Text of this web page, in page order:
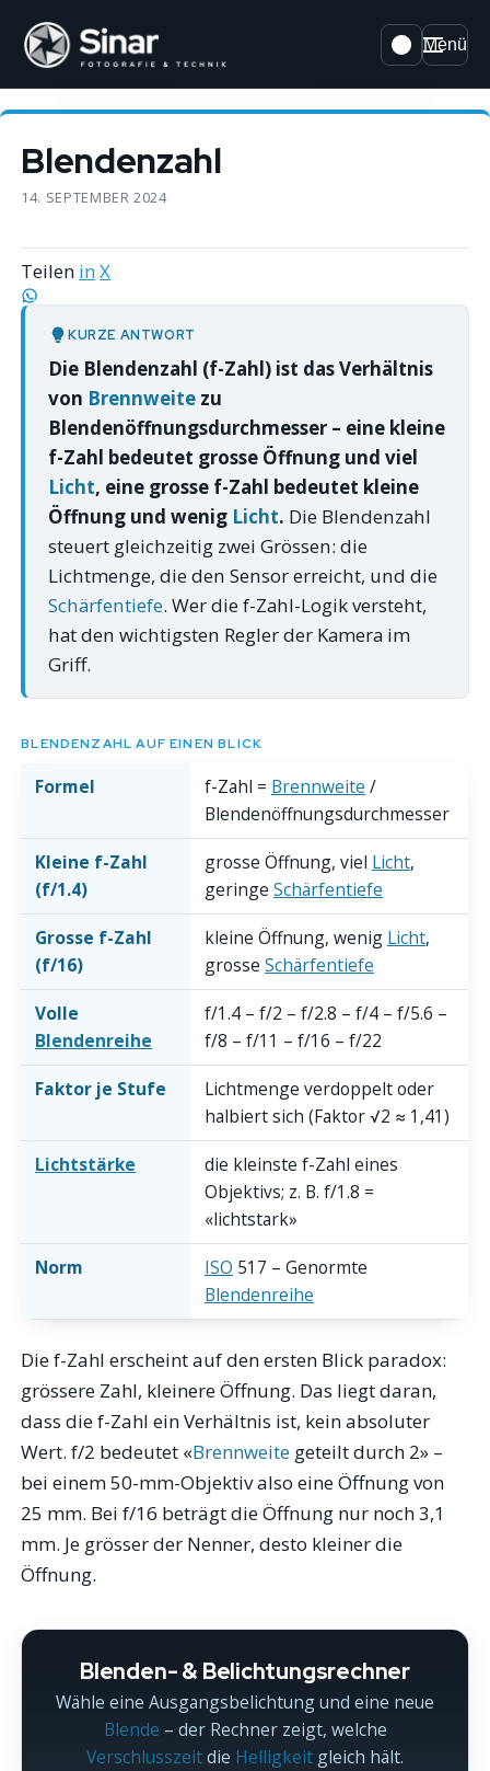
Menü
Blendenzahl
14. SEPTEMBER 2024
Teilen inX
KURZE ANTWORT
Die Blendenzahl (f-Zahl) ist das Verhältnis
von Brennweitezu
Blendenöffnungsdurchmesser – eine kleine
f-Zahl bedeutet grosse Öffnung und viel
Licht, eine grosse f-Zahl bedeutet kleine
Öffnung und wenig Licht. Die Blendenzahl
steuert gleichzeitig zwei Grössen: die
Lichtmenge, die den Sensor erreicht, und die
Schärfentiefe. Wer die f-Zahl-Logik versteht,
hat den wichtigsten Regler der Kamera im
Griff.
BLENDENZAHL AUF EINEN BLICK
Formel f-Zahl = Brennweite /
Blendenöffnungsdurchmesser
Kleine f-Zahl
(f/1.4)
grosse Öffnung, viel Licht,
geringe Schärfentiefe
Grosse f-Zahl
(f/16)
kleine Öffnung, wenig Licht,
grosse Schärfentiefe
Volle
Blendenreihe
f/1.4 – f/2 – f/2.8 – f/4 – f/5.6 –
f/8 – f/11 – f/16 – f/22
Faktor je Stufe
Lichtmenge verdoppelt oder
halbiert sich (Faktor √2 ≈ 1,41)
Lichtstärke
die kleinste f-Zahl eines
Objektivs; z. B. f/1.8 =
«lichtstark»
Norm
ISO 517 – Genormte
Blendenreihe
Die f-Zahl erscheint auf den ersten Blick paradox:
grössere Zahl, kleinere Öffnung. Das liegt daran,
dass die f-Zahl ein Verhältnis ist, kein absoluter
Wert. f/2 bedeutet «Brennweite geteilt durch 2» –
bei einem 50-mm-Objektiv also eine Öffnung von
25 mm. Bei f/16 beträgt die Öffnung nur noch 3,1
mm. Je grösser der Nenner, desto kleiner die
Öffnung.
Blenden- & Belichtungsrechner
Wähle eine Ausgangsbelichtung und eine neue
Blende – der Rechner zeigt, welche
Verschlusszeitdie Helligkeit gleich hält.